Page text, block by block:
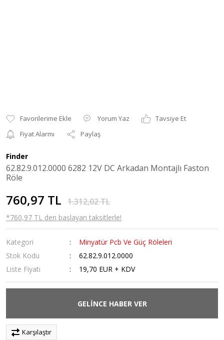
Yorum Yaz
Tavsiye Et
Fiyat Alarmı
Paylaş
Finder
62.82.9.012.0000 6282 12V DC Arkadan Montajlı Faston
Röle
760,97 TL 1.312,02 TL
*760,97 TL den başlayan taksitlerle!
Kategori
Minyatür Pcb Ve Güç Röleleri
Stok Kodu
62.82.9.012.0000
Liste Fiyatı
19,70 EUR + KDV
GELİNCE HABER VER
Karşılaştır